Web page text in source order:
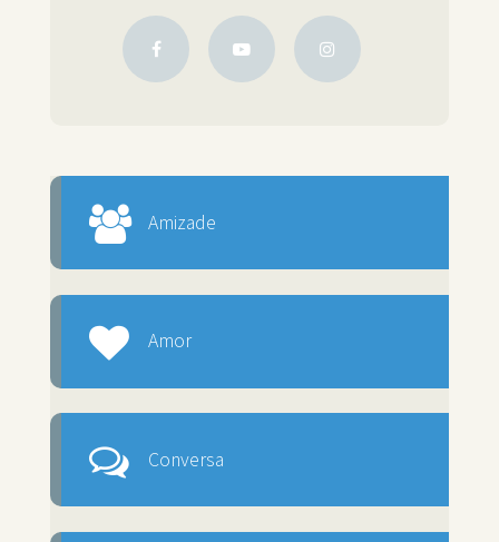
Amizade
Amor
Conversa